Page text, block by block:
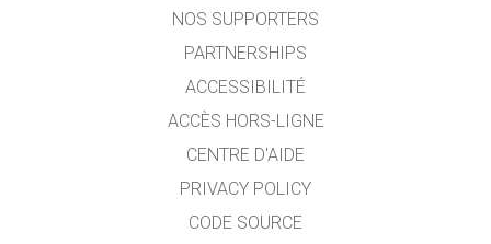
NOS SUPPORTERS
PARTNERSHIPS
ACCESSIBILITÉ
ACCÈS HORS-LIGNE
CENTRE D'AIDE
PRIVACY POLICY
CODE SOURCE